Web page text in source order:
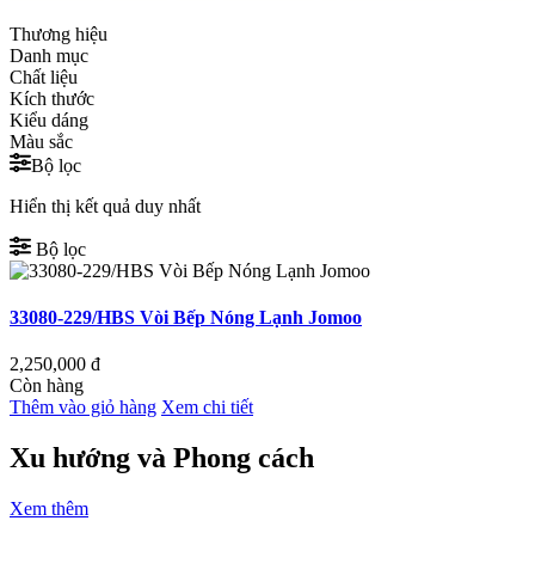
Thương hiệu
Danh mục
Chất liệu
Kích thước
Kiểu dáng
Màu sắc
Bộ lọc
Hiển thị kết quả duy nhất
Bộ lọc
33080-229/HBS Vòi Bếp Nóng Lạnh Jomoo
2,250,000 đ
Còn hàng
Thêm vào giỏ hàng Xem chi tiết
Xu hướng và Phong cách
Xem thêm